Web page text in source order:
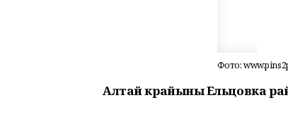
Фото:
Алтай крайының Ельцовка